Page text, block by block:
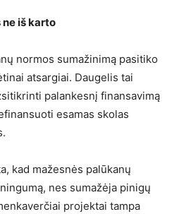
iš karto
normos sumažinimą pasitiko
atsargiai. Daugelis tai
palankesnį finansavimą
esamas skolas
kad mažesnės palūkanų
nes sumažėja pinigų
projektai tampa